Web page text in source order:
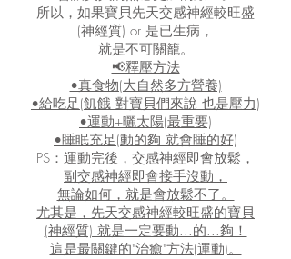
所以，如果寶貝先天交感神經較旺盛
(神經質) or 是已生病，
就是不可關籠。
📢釋壓方法
•真食物(大自然多方營養)
•給吃足(飢餓 對寶貝們來說 也是壓力)
•運動+曬太陽(最重要)
•睡眠充足(動的夠 就會睡的好)
PS：運動完後， 交感神經即會放鬆，
副交感神經即會接手沒動，
無論如何，就是會放鬆不了。
尤其是，先天交感神經較旺盛的寶貝
(神經質) 就是一定要動...的...夠！
這是最關鍵的"治癒"方法(運動)。